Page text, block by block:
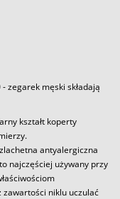
zegarek męski składają
kształt koperty
antyalergiczna
najczęściej używany przy
niklu uczulać